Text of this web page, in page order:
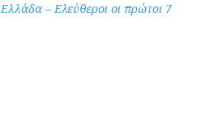
– Ελεύθεροι οι πρώτοι 7